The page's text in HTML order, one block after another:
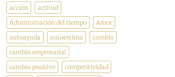
acción
actitud
Administración del tiempo
Amor
autoayuda
autoestima
cambio
cambio empresarial
cambio positivo
competitividad